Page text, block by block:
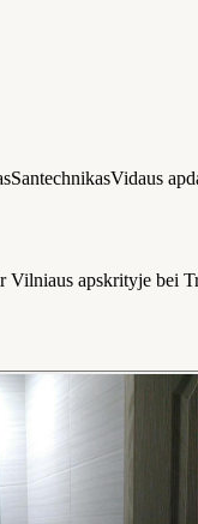
SantechnikasVidaus
apskrityje bei